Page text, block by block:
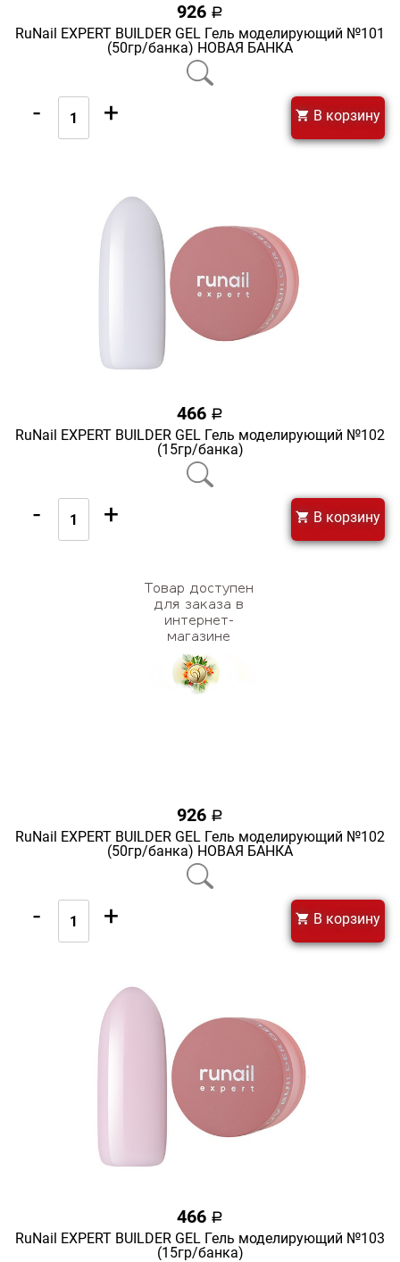
926 a
RuNail EXPERT BUILDER GEL Гель моделирующий №101
(50гр/банка) НОВАЯ БАНКА
- + В корзину
466 a
RuNail EXPERT BUILDER GEL Гель моделирующий №102
(15гр/банка)
- + В корзину
926 a
RuNail EXPERT BUILDER GEL Гель моделирующий №102
(50гр/банка) НОВАЯ БАНКА
- + В корзину
466 a
RuNail EXPERT BUILDER GEL Гель моделирующий №103
(15гр/банка)